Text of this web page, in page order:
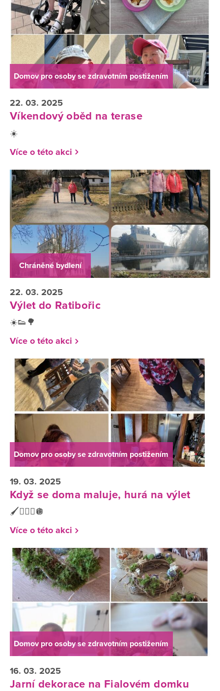
Domov pro osoby se zdravotním postižením
22. 03. 2025
Víkendový oběd na terase
☀️
Více o této akci
Chráněné bydlení
22. 03. 2025
Výlet do Ratibořic
☀️👟🌳
Více o této akci
Domov pro osoby se zdravotním postižením
19. 03. 2025
Když se doma maluje, hurá na výlet
🖌️🤹🏼‍♂️🪩
Více o této akci
Domov pro osoby se zdravotním postižením
16. 03. 2025
Jarní dekorace na Fialovém domku